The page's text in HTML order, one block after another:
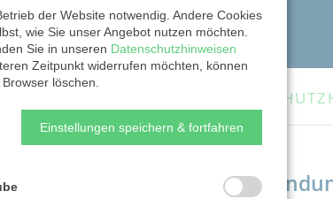
Kontakt
der Website notwendig. Andere Cookies
wie Sie unser Angebot nutzen möchten.
Sie in unseren Datenschutzhinweisen
Zeitpunkt widerrufen möchten, können
löschen.
Einstellungen speichern & fortfahren